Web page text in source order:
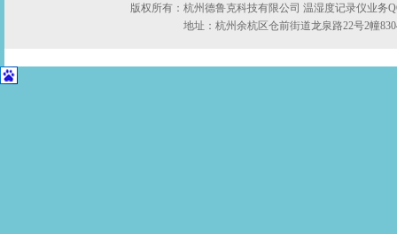
版权所有：杭州德鲁克科技有限公司 温湿度记录仪业务
地址：杭州余杭区仓前街道龙泉路22号2幢